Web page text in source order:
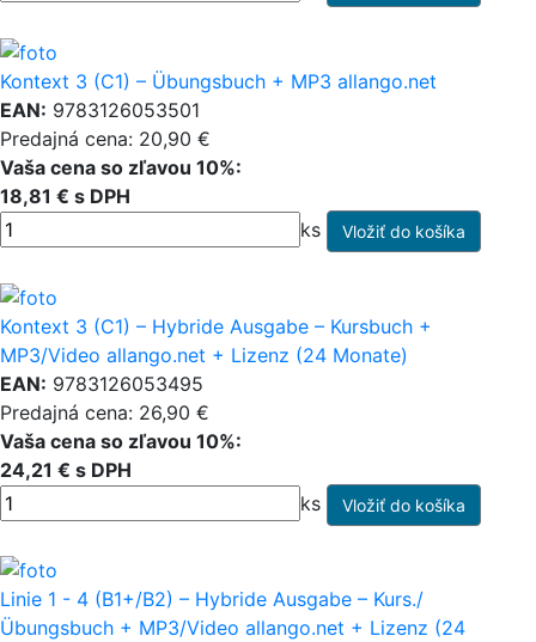
Kontext 3 (C1) – Übungsbuch + MP3 allango.net
EAN: 9783126053501
Predajná cena: 20,90 €
Vaša cena so zľavou 10%:
18,81 € s DPH
ks
Kontext 3 (C1) – Hybride Ausgabe – Kursbuch +
MP3/Video allango.net + Lizenz (24 Monate)
EAN: 9783126053495
Predajná cena: 26,90 €
Vaša cena so zľavou 10%:
24,21 € s DPH
ks
Linie 1 - 4 (B1+/B2) – Hybride Ausgabe – Kurs./
Übungsbuch + MP3/Video allango.net + Lizenz (24